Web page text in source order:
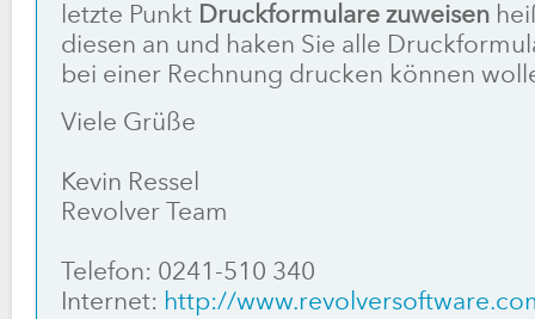
letzte Punkt Druckformulare zuweisen
diesen an und haken Sie alle
bei einer Rechnung drucken können
Viele Grüße
Kevin Ressel
Revolver Team
Telefon: 0241-510 340
Internet: http://